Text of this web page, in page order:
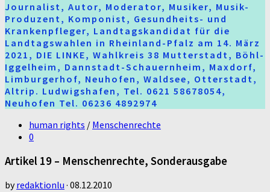
Journalist, Autor, Moderator, Musiker, Musik-
Produzent, Komponist, Gesundheits- und
Krankenpfleger, Landtagskandidat für die
Landtagswahlen in Rheinland-Pfalz am 14. März
2021, DIE LINKE, Wahlkreis 38 Mutterstadt, Böhl-
Iggelheim, Dannstadt-Schauernheim, Maxdorf,
Limburgerhof, Neuhofen, Waldsee, Otterstadt,
Altrip. Ludwigshafen, Tel. 0621 58678054,
Neuhofen Tel. 06236 4892974
human rights / Menschenrechte
0
Artikel 19 – Menschenrechte, Sonderausgabe
byredaktionlu · 08.12.2010